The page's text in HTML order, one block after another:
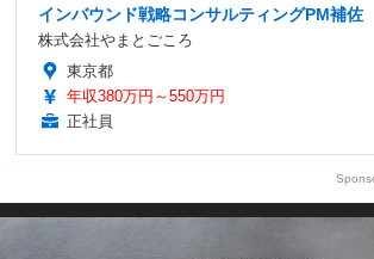
インバウンド戦略コンサルティングPM補佐
株式会社やまとごころ
東京都
年収380万円～550万円
正社員